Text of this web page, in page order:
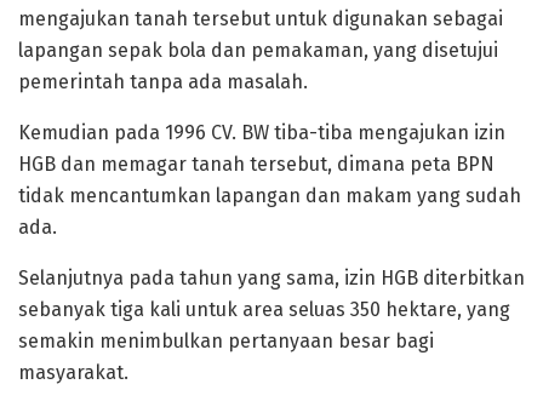
mengajukan tanah tersebut untuk digunakan sebagai
lapangan sepak bola dan pemakaman, yang disetujui
pemerintah tanpa ada masalah.
Kemudian pada 1996 CV. BW tiba-tiba mengajukan izin
HGB dan memagar tanah tersebut, dimana peta BPN
tidak mencantumkan lapangan dan makam yang sudah
ada.
Selanjutnya pada tahun yang sama, izin HGB diterbitkan
sebanyak tiga kali untuk area seluas 350 hektare, yang
semakin menimbulkan pertanyaan besar bagi
masyarakat.